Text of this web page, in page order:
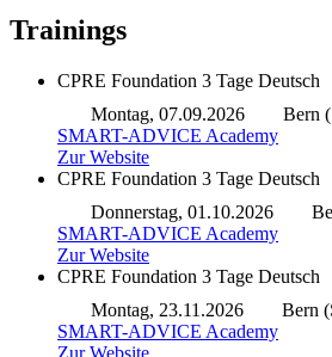
Trainings
CPRE Foundation 3 Tage Deutsch
Montag, 07.09.2026
Bern
SMART-ADVICE Academy
Zur Website
CPRE Foundation 3 Tage Deutsch
Donnerstag, 01.10.2026
SMART-ADVICE Academy
Zur Website
CPRE Foundation 3 Tage Deutsch
Montag, 23.11.2026
Bern
SMART-ADVICE Academy
Zur Website